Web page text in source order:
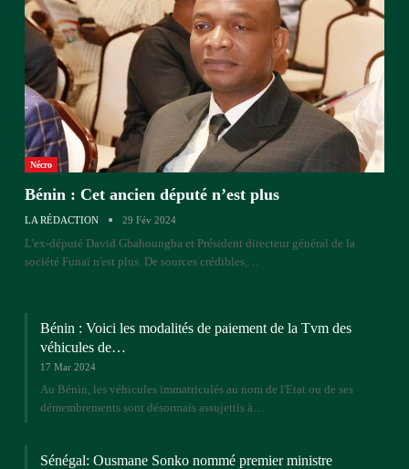
Nécro
Bénin : Cet ancien député n’est plus
LA RÉDACTION 29 Fév 2024
L'ex-député David Gbahoungba et Président directeur général de la
société Funaï n'est plus. De sources crédibles,…
Bénin : Voici les modalités de paiement de la Tvm des
véhicules de…
17 Mar 2024
Au Bénin, les véhicules immatriculés au nom de l'Etat ou de ses
démembrements sont désormais assujettis à…
Sénégal: Ousmane Sonko nommé premier ministre